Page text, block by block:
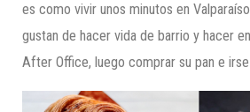
es como vivir unos minutos en
gustan de hacer vida de barrio y hacer
After Office, luego comprar su pan e irse